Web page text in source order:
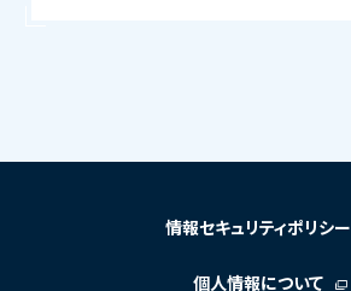
情報セキュリティポリシー
個人情報について